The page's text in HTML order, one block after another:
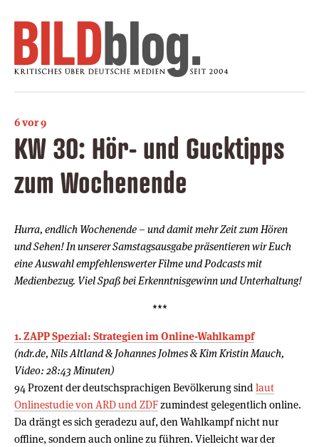
6 vor 9
KW 30: Hör- und Gucktipps
zum Wochenende
Hurra, endlich Wochenende – und damit mehr Zeit zum Hören
und Sehen! In unserer Samstagsausgabe präsentieren wir Euch
eine Auswahl empfehlenswerter Filme und Podcasts mit
Medienbezug. Viel Spaß bei Erkenntnisgewinn und Unterhaltung!
***
1. ZAPP Spezial: Strategien im Online-Wahlkampf
(ndr.de, Nils Altland & Johannes Jolmes & Kim Kristin Mauch,
Video: 28:43 Minuten)
94 Prozent der deutschsprachigen Bevölkerung sind laut
Onlinestudie von ARD und ZDF zumindest gelegentlich online.
Da drängt es sich geradezu auf, den Wahlkampf nicht nur
offline, sondern auch online zu führen. Vielleicht war der